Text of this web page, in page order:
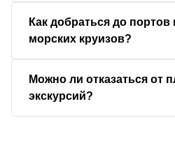
Как добраться до портов
морских круизов?
Можно ли отказаться от
экскурсий?